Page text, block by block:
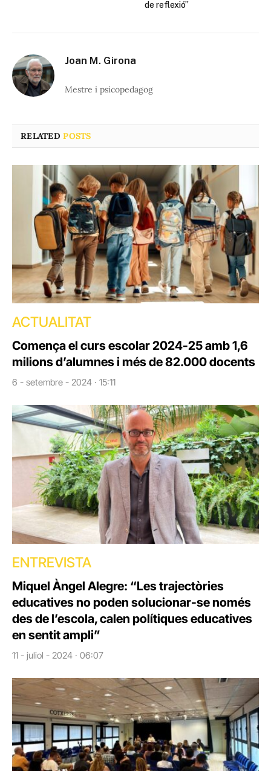
de reflexió”
Joan M. Girona
Mestre i psicopedagog
RELATEDPOSTS
ACTUALITAT
Comença el curs escolar 2024-25 amb 1,6
milions d’alumnes i més de 82.000 docents
6 - setembre - 2024 · 15:11
ENTREVISTA
Miquel Àngel Alegre: “Les trajectòries
educatives no poden solucionar-se només
des de l’escola, calen polítiques educatives
en sentit ampli”
11 - juliol - 2024 · 06:07